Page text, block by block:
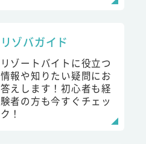
リゾバガイド
リゾートバイトに役立つ
情報や知りたい疑問にお
答えします！初心者も経
験者の方も今すぐチェッ
ク！